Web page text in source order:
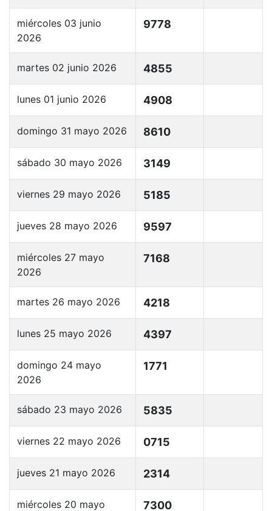
miércoles 03 junio
2026
9778
martes 02 junio 2026 4855
lunes 01 junio 2026 4908
domingo 31 mayo 2026 8610
sábado 30 mayo 2026 3149
viernes 29 mayo 2026 5185
jueves 28 mayo 2026 9597
miércoles 27 mayo
2026
7168
martes 26 mayo 2026 4218
lunes 25 mayo 2026 4397
domingo 24 mayo
2026
1771
sábado 23 mayo 2026 5835
viernes 22 mayo 2026 0715
jueves 21 mayo 2026 2314
miércoles 20 mayo 7300